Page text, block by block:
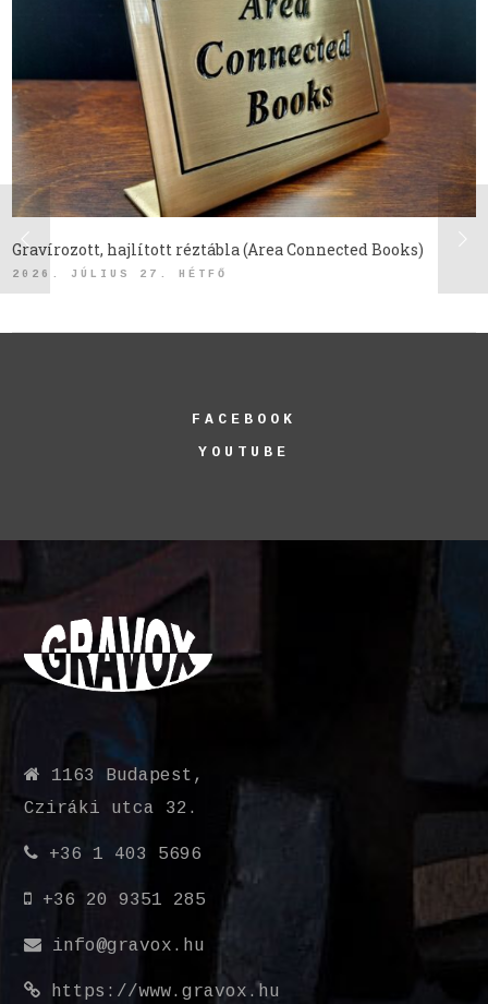
Gravírozott, hajlított réztábla (Area Connected Books)
2026. JÚLIUS 27. HÉTFŐ
FACEBOOK
YOUTUBE
1163 Budapest,
Cziráki utca 32.
+36 1 403 5696
+36 20 9351 285
info@gravox.hu
https://www.gravox.hu